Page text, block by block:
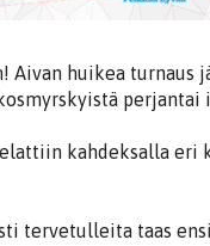
Aivan huikea turnaus
perjantai
kahdeksalla eri
tervetulleita taas